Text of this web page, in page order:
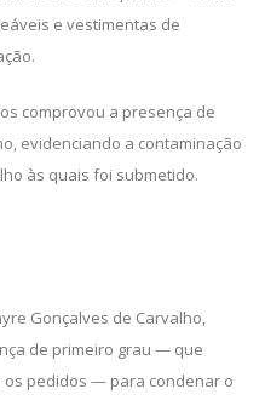
e vestimentas de
comprovou a presença de
evidenciando a contaminação
às quais foi submetido.
Gonçalves de Carvalho,
de primeiro grau — que
pedidos — para condenar o